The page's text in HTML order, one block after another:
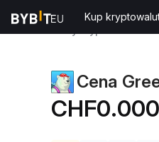
Kup
Cena